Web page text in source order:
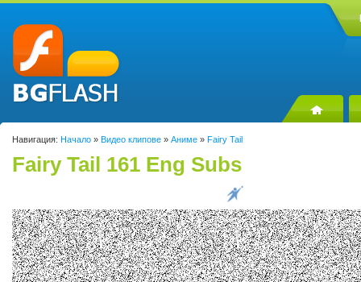
Навигация: Начало » Видео клипове » Аниме » Fairy Tail
Fairy Tail 161 Eng Subs